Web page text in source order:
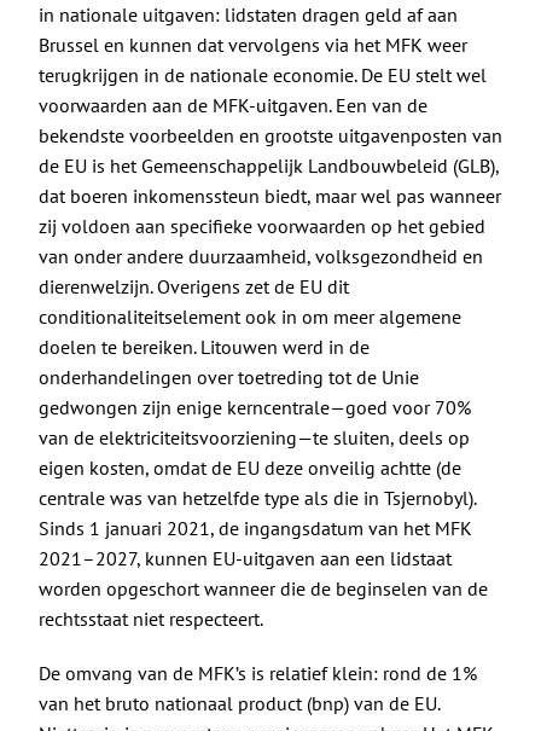
in nationale uitgaven: lidstaten dragen geld af aan
Brussel en kunnen dat vervolgens via het MFK weer
terugkrijgen in de nationale economie. De EU stelt wel
voorwaarden aan de MFK-uitgaven. Een van de
bekendste voorbeelden en grootste uitgavenposten van
de EU is het Gemeenschappelijk Landbouwbeleid (GLB),
dat boeren inkomenssteun biedt, maar wel pas wanneer
zij voldoen aan specifieke voorwaarden op het gebied
van onder andere duurzaamheid, volksgezondheid en
dierenwelzijn. Overigens zet de EU dit
conditionaliteitselement ook in om meer algemene
doelen te bereiken. Litouwen werd in de
onderhandelingen over toetreding tot de Unie
gedwongen zijn enige kerncentrale—goed voor 70%
van de elektriciteitsvoorziening—te sluiten, deels op
eigen kosten, omdat de EU deze onveilig achtte (de
centrale was van hetzelfde type als die in Tsjernobyl).
Sinds 1 januari 2021, de ingangsdatum van het MFK
2021–2027, kunnen EU-uitgaven aan een lidstaat
worden opgeschort wanneer die de beginselen van de
rechtsstaat niet respecteert.
De omvang van de MFK’s is relatief klein: rond de 1%
van het bruto nationaal product (bnp) van de EU.